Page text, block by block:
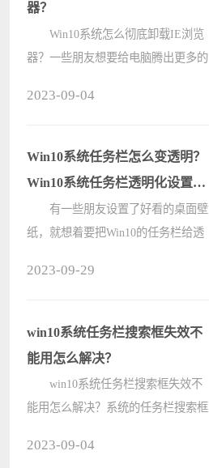
器？
Win10系统怎么彻底卸载IE浏览
器？一些朋友想要给电脑腾出更多的
浏览器呢？下面系统部落小编给大家
详细????
2023-09-04
Win10系统任务栏怎么变透明？
Win10系统任务栏透明化设置方
有一些朋友设置了好看的桌面壁
纸，就想着要把Win10的任务栏给透
家使用第三方软件TranslucentTB，很
轻????
2023-09-29
win10系统任务栏搜索框失效不
能用怎么解决？
win10系统任务栏搜索框失效不
能用怎么解决？系统的任务栏搜索框
2023-09-04